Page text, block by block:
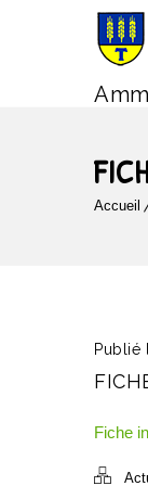
Accueil
Publié
Fiche